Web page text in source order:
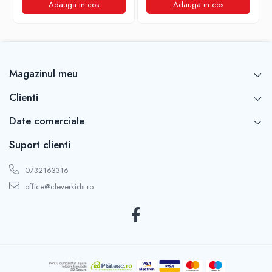
Health Canada
Adauga in cos Adauga in cos
Magazinul meu
Clienti
Date comerciale
Suport clienti
0732163316
office@cleverkids.ro